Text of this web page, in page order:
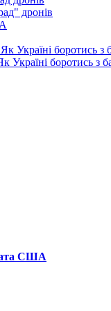
дронів
боротись з
США